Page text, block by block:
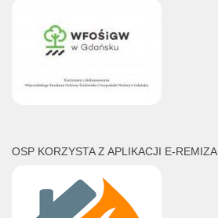
OSP KORZYSTA Z APLIKACJI E-REMIZA